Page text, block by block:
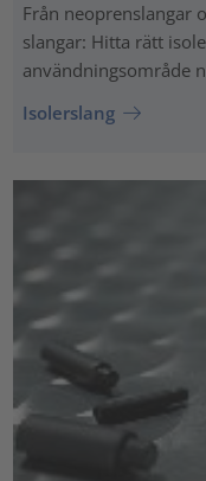
Från neoprenslangar
slangar: Hitta rätt
användningsområde
Isolerslang